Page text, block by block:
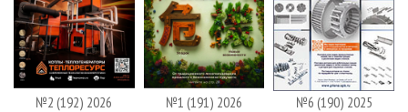
№2 (192) 2026 №1 (191) 2026 №6 (190) 2025